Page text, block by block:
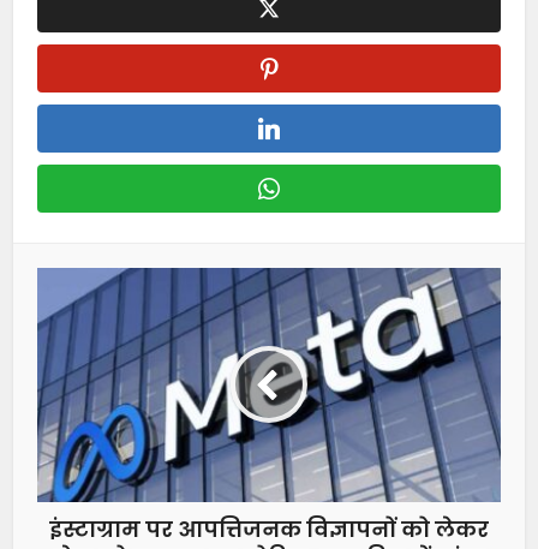
इंस्टाग्राम पर आपत्तिजनक विज्ञापनों को लेकर